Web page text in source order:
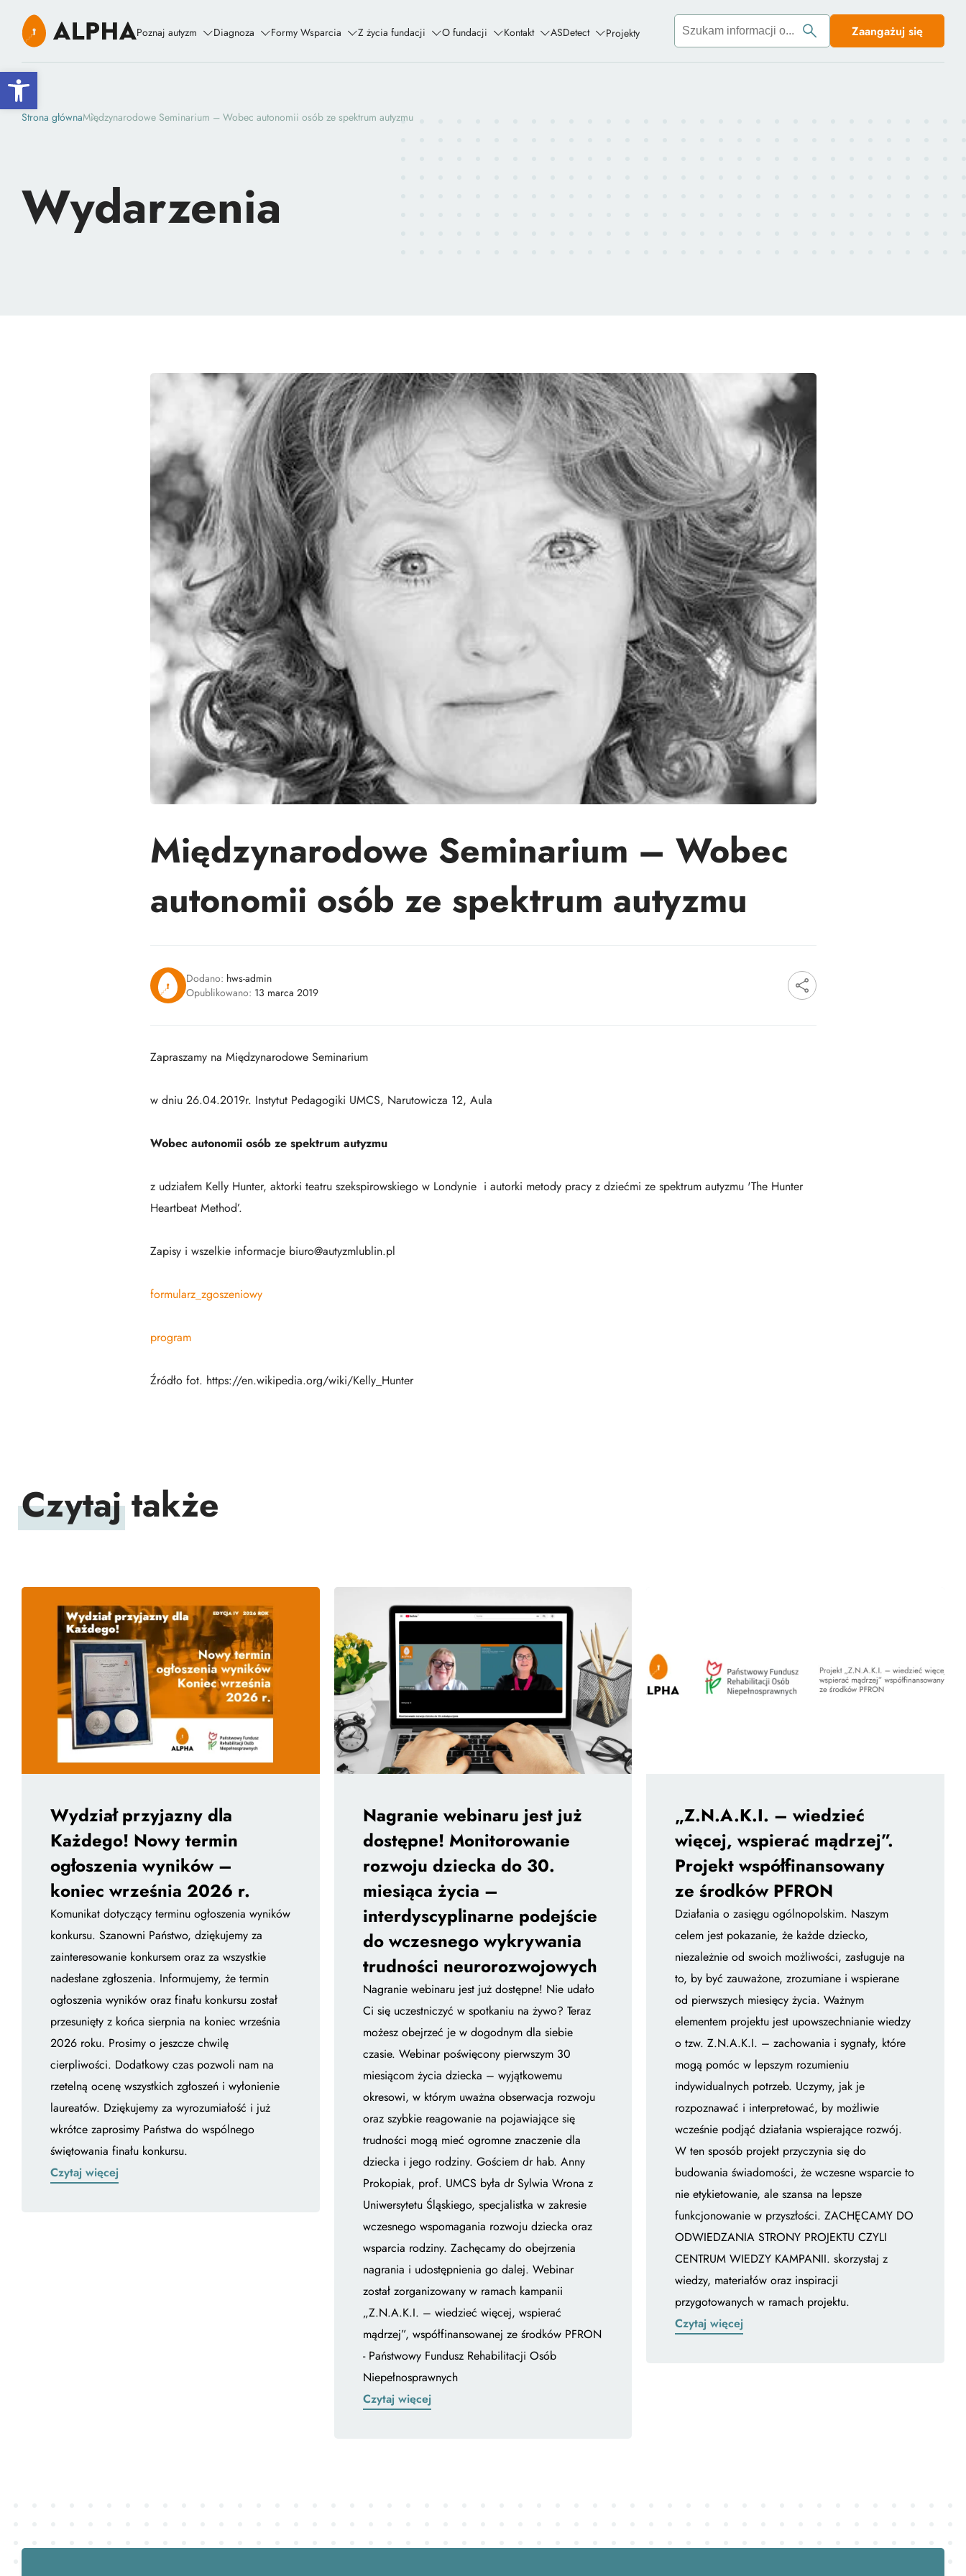
Open toolbar
Poznaj autyzm Diagnoza Formy Wsparcia Z życia fundacji O fundacji Kontakt ASDetect Projekty Zaangażuj się
Strona głównaMiędzynarodowe Seminarium – Wobec autonomii osób ze spektrum autyzmu
Wydarzenia
Międzynarodowe Seminarium – Wobec
autonomii osób ze spektrum autyzmu
Dodano: hws-admin
Opublikowano: 13 marca 2019
Zapraszamy na Międzynarodowe Seminarium
w dniu 26.04.2019r. Instytut Pedagogiki UMCS, Narutowicza 12, Aula
Wobec autonomii osób ze spektrum autyzmu
z udziałem Kelly Hunter, aktorki teatru szekspirowskiego w Londynie i autorki metody pracy z dziećmi ze spektrum autyzmu 'The Hunter
Heartbeat Method’.
Zapisy i wszelkie informacje biuro@autyzmlublin.pl
formularz_zgoszeniowy
program
Źródło fot. https://en.wikipedia.org/wiki/Kelly_Hunter
Czytajtakże
Wydział przyjazny dla
Każdego! Nowy termin
ogłoszenia wyników –
koniec września 2026 r.
Komunikat dotyczący terminu ogłoszenia wyników
konkursu. Szanowni Państwo, dziękujemy za
zainteresowanie konkursem oraz za wszystkie
nadesłane zgłoszenia. Informujemy, że termin
ogłoszenia wyników oraz finału konkursu został
przesunięty z końca sierpnia na koniec września
2026 roku. Prosimy o jeszcze chwilę
cierpliwości. Dodatkowy czas pozwoli nam na
rzetelną ocenę wszystkich zgłoszeń i wyłonienie
laureatów. Dziękujemy za wyrozumiałość i już
wkrótce zaprosimy Państwa do wspólnego
świętowania finału konkursu.
Czytaj więcej
Nagranie webinaru jest już
dostępne! Monitorowanie
rozwoju dziecka do 30.
miesiąca życia –
interdyscyplinarne podejście
do wczesnego wykrywania
trudności neurorozwojowych
Nagranie webinaru jest już dostępne! Nie udało
Ci się uczestniczyć w spotkaniu na żywo? Teraz
możesz obejrzeć je w dogodnym dla siebie
czasie. Webinar poświęcony pierwszym 30
miesiącom życia dziecka – wyjątkowemu
okresowi, w którym uważna obserwacja rozwoju
oraz szybkie reagowanie na pojawiające się
trudności mogą mieć ogromne znaczenie dla
dziecka i jego rodziny. Gościem dr hab. Anny
Prokopiak, prof. UMCS była dr Sylwia Wrona z
Uniwersytetu Śląskiego, specjalistka w zakresie
wczesnego wspomagania rozwoju dziecka oraz
wsparcia rodziny. Zachęcamy do obejrzenia
nagrania i udostępnienia go dalej. Webinar
został zorganizowany w ramach kampanii
„Z.N.A.K.I. – wiedzieć więcej, wspierać
mądrzej”, współfinansowanej ze środków PFRON
- Państwowy Fundusz Rehabilitacji Osób
Niepełnosprawnych
Czytaj więcej
„Z.N.A.K.I. – wiedzieć
więcej, wspierać mądrzej”.
Projekt współfinansowany
ze środków PFRON
Działania o zasięgu ogólnopolskim. Naszym
celem jest pokazanie, że każde dziecko,
niezależnie od swoich możliwości, zasługuje na
to, by być zauważone, zrozumiane i wspierane
od pierwszych miesięcy życia. Ważnym
elementem projektu jest upowszechnianie wiedzy
o tzw. Z.N.A.K.I. – zachowania i sygnały, które
mogą pomóc w lepszym rozumieniu
indywidualnych potrzeb. Uczymy, jak je
rozpoznawać i interpretować, by możliwie
wcześnie podjąć działania wspierające rozwój.
W ten sposób projekt przyczynia się do
budowania świadomości, że wczesne wsparcie to
nie etykietowanie, ale szansa na lepsze
funkcjonowanie w przyszłości. ZACHĘCAMY DO
ODWIEDZANIA STRONY PROJEKTU CZYLI
CENTRUM WIEDZY KAMPANII. skorzystaj z
wiedzy, materiałów oraz inspiracji
przygotowanych w ramach projektu.
Czytaj więcej